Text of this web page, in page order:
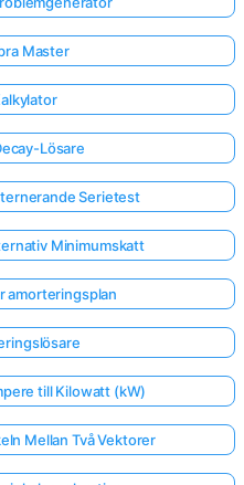
Master
Lösare
Serietest
Minimumskatt
amorteringsplan
till Kilowatt (kW)
Mellan Två Vektorer